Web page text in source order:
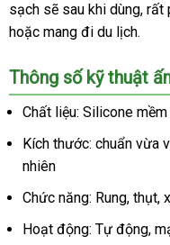
sạch sẽ sau khi dùng, rất
hoặc mang đi du lịch.
Thông số kỹ thuật
Chất liệu: Silicone
Kích thước: chuẩn vừa
nhiên
Chức năng: Rung, thụt,
Hoạt động: Tự động,